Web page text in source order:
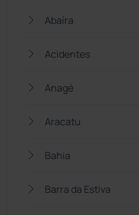
Abaíra
Acidentes
Anagé
Aracatu
Bahia
Barra da Estiva